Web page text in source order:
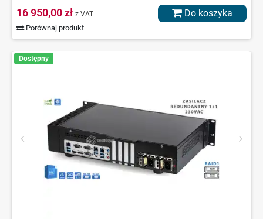
16 950,00 zł z VAT
Porównaj produkt
Do koszyka
Dostępny